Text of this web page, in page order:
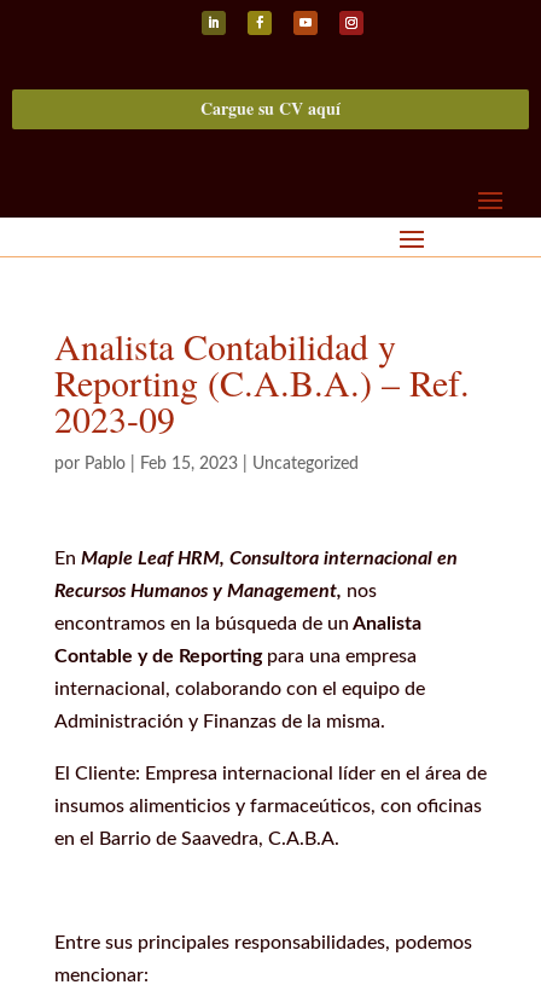
Cargue su CV aquí
Analista Contabilidad y
Reporting (C.A.B.A.) – Ref.
2023-09
por Pablo| Feb 15, 2023| Uncategorized
En Maple Leaf HRM, Consultora internacional en
Recursos Humanos y Management, nos
encontramos en la búsqueda de un Analista
Contable y de Reporting para una empresa
internacional, colaborando con el equipo de
Administración y Finanzas de la misma.
El Cliente: Empresa internacional líder en el área de
insumos alimenticios y farmaceúticos, con oficinas
en el Barrio de Saavedra, C.A.B.A.
Entre sus principales responsabilidades, podemos
mencionar: